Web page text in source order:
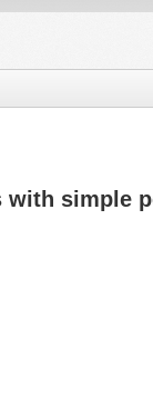
with simple